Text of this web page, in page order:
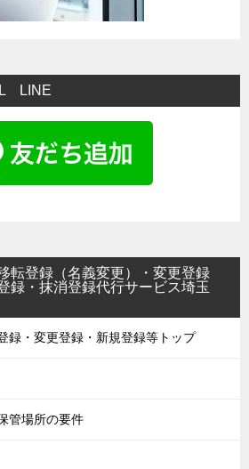
LINE
転登録（名義変更）・変更登録
録・抹消登録代行サービス埼玉
録・変更登録・新規登録等トップ
管場所の要件